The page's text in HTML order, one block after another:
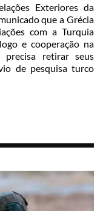
Exteriores da
que a Grécia
com a Turquia
e cooperação na
precisa retirar seus
de pesquisa turco